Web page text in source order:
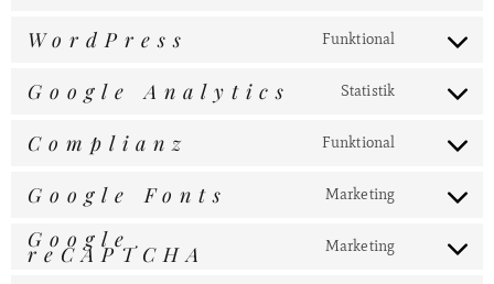
WordPress
Funktional
Google Analytics Statistik
Complianz Funktional
Google Fonts Marketing
Google
reCAPTCHA Marketing